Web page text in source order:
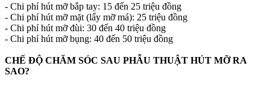
- Chi phí hút mỡ bắp tay: 15 đến 25 triệu đồng
- Chi phí hút mỡ mặt (lấy mỡ má): 25 triệu đồng
- Chi phí hút mỡ đùi: 30 đến 40 triệu đồng
- Chi phí hút mỡ bụng: 40 đến 50 triệu đồng
CHẾ ĐỘ CHĂM SÓC SAU PHẪU THUẬT HÚT MỠ RA
SAO?